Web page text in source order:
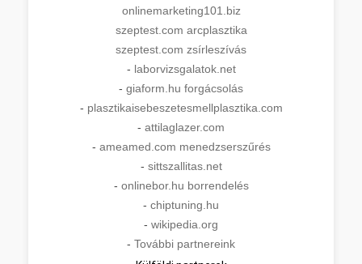
onlinemarketing101.biz
szeptest.com arcplasztika
szeptest.com zsírleszívás
- laborvizsgalatok.net
- giaform.hu forgácsolás
- plasztikaisebeszetesmellplasztika.com
- attilaglazer.com
- ameamed.com menedzserszűrés
- sittszallitas.net
- onlinebor.hu borrendelés
- chiptuning.hu
- wikipedia.org
- További partnereink